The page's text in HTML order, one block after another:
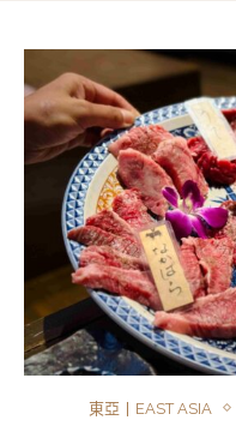
東亞丨EAST ASIA